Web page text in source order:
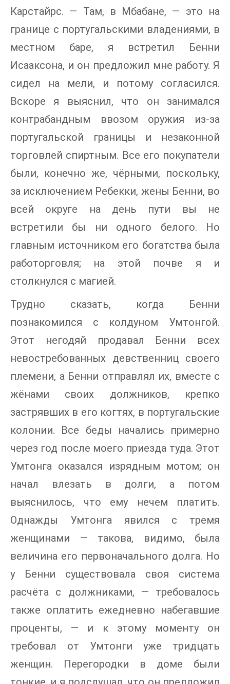
Карстайрс. — Там, в Мбабане, — это на
границе с португальскими владениями, в
местном баре, я встретил Бенни
Исааксона, и он предложил мне работу. Я
сидел на мели, и потому согласился.
Вскоре я выяснил, что он занимался
контрабандным ввозом оружия из-за
португальской границы и незаконной
торговлей спиртным. Все его покупатели
были, конечно же, чёрными, поскольку,
за исключением Ребекки, жены Бенни, во
всей округе на день пути вы не
встретили бы ни одного белого. Но
главным источником его богатства была
работорговля; на этой почве я и
столкнулся с магией.
Трудно сказать, когда Бенни
познакомился с колдуном Умтонгой.
Этот негодяй продавал Бенни всех
невостребованных девственниц своего
племени, а Бенни отправлял их, вместе с
жёнами своих должников, крепко
застрявших в его когтях, в португальские
колонии. Все беды начались примерно
через год после моего приезда туда. Этот
Умтонга оказался изрядным мотом; он
начал влезать в долги, а потом
выяснилось, что ему нечем платить.
Однажды Умтонга явился с тремя
женщинами — такова, видимо, была
величина его первоначального долга. Но
у Бенни существовала своя система
расчёта с должниками, — требовалось
также оплатить ежедневно набегавшие
проценты, — и к этому моменту он
требовал от Умтонги уже тридцать
женщин. Перегородки в доме были